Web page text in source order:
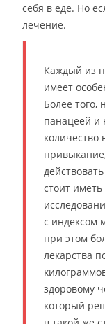
себя в еде. Но
лечение.
Каждый из
имеет
Более того,
панацеей и
стоит
с индексом
при этом
лекарства
здоровому
который